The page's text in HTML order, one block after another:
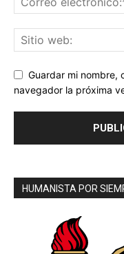
Guardar mi nombre,
navegador la próxima
HUMANISTA POR